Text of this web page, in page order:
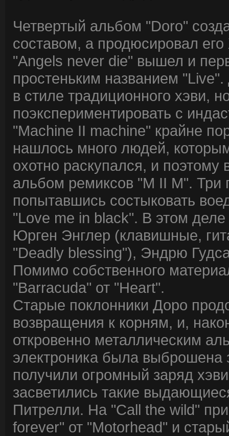
Четвертый альбом "Doro"
составом, а продюсировал
"Angels never die" вышел и
простеньким названием
в стиле традиционного хэви,
поэкспериментировать с
"Machine II machine" крайне
нашлось много людей,
охотно раскупался, и
альбом ремиксов "M II M". Три
попытавшись состыковать
"Love me in black". В этом
Юрген Энглер (клавишные,
"Deadly blessing"), Эндрю
Помимо собственного
"Barracuda" от "Heart".
Старые поклонники Доро
возвращения к корням, и,
откровенно металлическим
электроника была выброшена
получили огромный заряд
засветились такие
Питрелли. На "Call the wild"
forever" от "Motorhead" и